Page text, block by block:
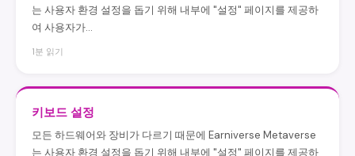
는 사용자 환경 설정을 돕기 위해 내부에 "설정" 페이지를 제공하
여 사용자가...
1분 읽기
키보드 설정
모든 하드웨어와 장비가 다르기 때문에 Earniverse Metaverse
는 사용자 환경 설정을 돕기 위해 내부에 "설정" 페이지를 제공하